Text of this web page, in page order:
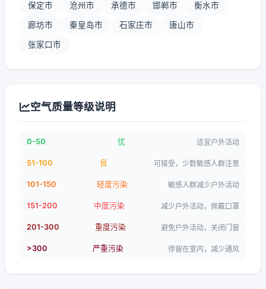
保定市 沧州市 承德市 邯郸市 衡水市
廊坊市 秦皇岛市 石家庄市 唐山市
张家口市
空气质量等级说明
0-50 优 适宜户外活动
51-100 良 可接受，少数敏感人群注意
101-150 轻度污染 敏感人群减少户外活动
151-200 中度污染 减少户外活动，佩戴口罩
201-300 重度污染 避免户外活动，关闭门窗
>300 严重污染 停留在室内，减少通风